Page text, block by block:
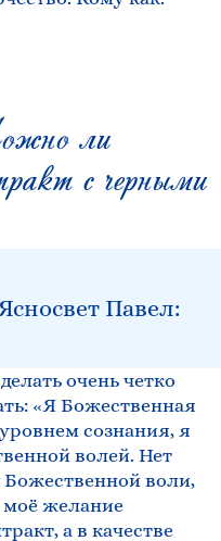
ли
с черными
Павел:
очень четко
«Я Божественная
сознания, я
волей. Нет
воли,
желание
а в качестве